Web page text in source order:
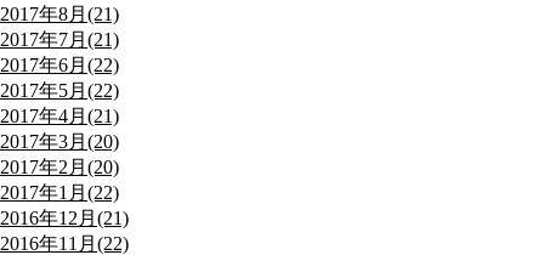
2017年8月(21)
2017年7月(21)
2017年6月(22)
2017年5月(22)
2017年4月(21)
2017年3月(20)
2017年2月(20)
2017年1月(22)
2016年12月(21)
2016年11月(22)